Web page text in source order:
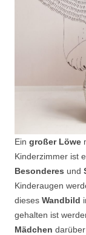
Ein großer Löwe
Kinderzimmer ist
Besonderes und
Kinderaugen
dieses Wandbild
gehalten ist
Mädchen darüber